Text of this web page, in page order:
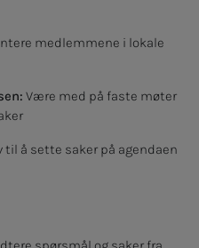
medlemmene i lokale
Være med på faste møter
til å sette saker på agendaen